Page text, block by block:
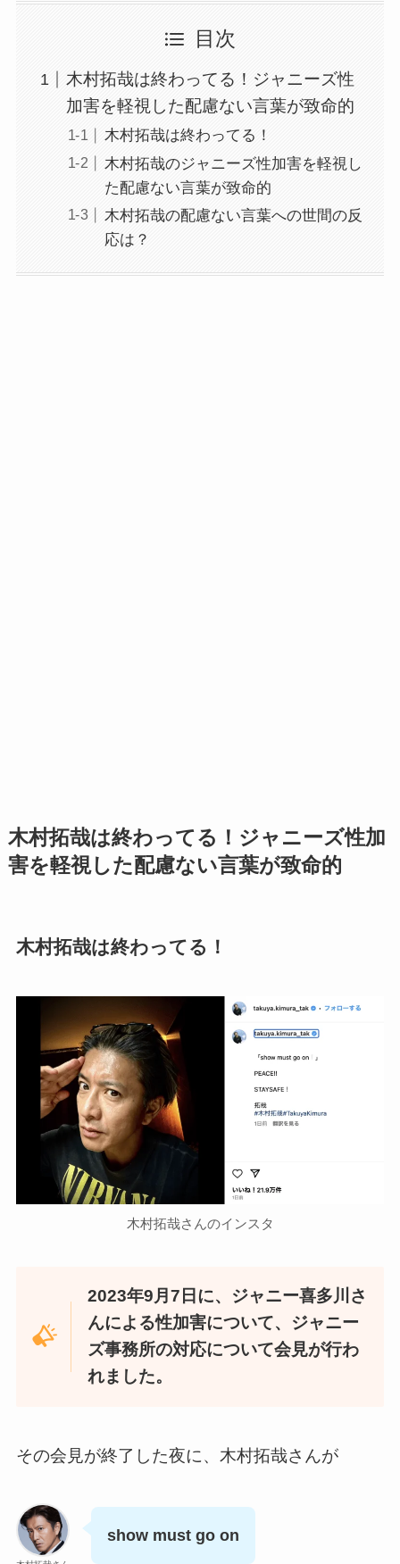
目次
木村拓哉は終わってる！ジャニーズ性
加害を軽視した配慮ない言葉が致命的
木村拓哉は終わってる！
木村拓哉のジャニーズ性加害を軽視し
た配慮ない言葉が致命的
木村拓哉の配慮ない言葉への世間の反
応は？
木村拓哉は終わってる！ジャニーズ性加
害を軽視した配慮ない言葉が致命的
木村拓哉は終わってる！
木村拓哉さんのインスタ
2023年9月7日に、ジャニー喜多川さ
んによる性加害について、ジャニー
ズ事務所の対応について会見が行わ
れました。
その会見が終了した夜に、木村拓哉さんが
show must go on